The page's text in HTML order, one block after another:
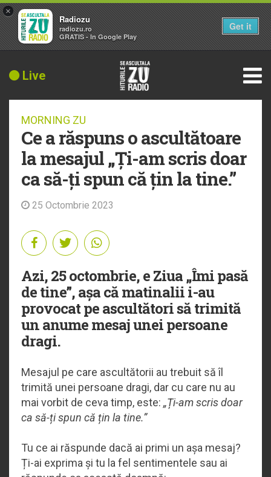
Live
MORNING ZU
Ce a răspuns o ascultătoare
la mesajul „Ți-am scris doar
ca să-ți spun că țin la tine.”
25 Octombrie 2023
Azi, 25 octombrie, e Ziua „Îmi pasă
de tine”, așa că matinalii i-au
provocat pe ascultători să trimită
un anume mesaj unei persoane
dragi.
Mesajul pe care ascultătorii au trebuit să îl
trimită unei persoane dragi, dar cu care nu au
mai vorbit de ceva timp, este: „Ți-am scris doar
ca să-ți spun că țin la tine.”
Tu ce ai răspunde dacă ai primi un așa mesaj?
Ți-ai exprima și tu la fel sentimentele sau ai
×
Radiozu
radiozu.ro
GRATIS - In Google Play
Get it